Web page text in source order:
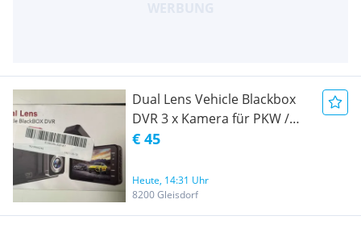
Dual Lens Vehicle Blackbox
DVR 3 x Kamera für PKW /
Camper / Van
€ 45
Heute, 14:31 Uhr
8200 Gleisdorf